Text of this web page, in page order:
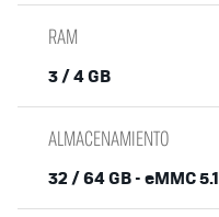
RAM
3 / 4 GB
ALMACENAMIENTO
32 / 64 GB - eMMC 5.1